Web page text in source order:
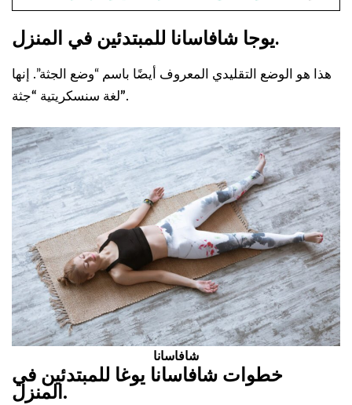
يوجا شافاسانا للمبتدئين في المنزل.
هذا هو الوضع التقليدي المعروف أيضًا باسم “وضع الجثة”. إنها
لغة سنسكريتية “جثة ”.
شافاسانا
خطوات شافاسانا يوغا للمبتدئين في
المنزل .